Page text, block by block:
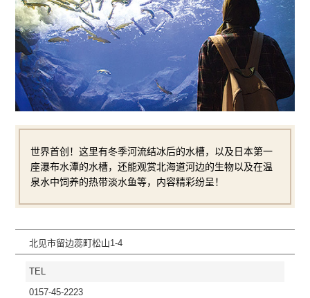
世界首创！这里有冬季河流结冰后的水槽，以及日本第一
座瀑布水潭的水槽，还能观赏北海道河边的生物以及在温
泉水中饲养的热带淡水鱼等，内容精彩纷呈！
北见市留边蕊町松山1-4
TEL
0157-45-2223